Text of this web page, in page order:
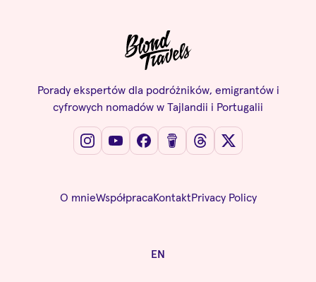
Porady ekspertów dla podróżników, emigrantów i
cyfrowych nomadów w Tajlandii i Portugalii
O mnieWspółpracaKontaktPrivacy Policy
EN